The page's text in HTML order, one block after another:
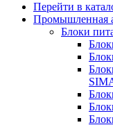
Перейти в
Промышленная
Блоки